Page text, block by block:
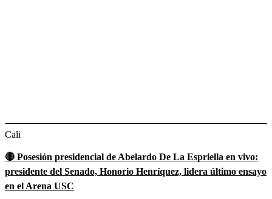
Cali
🔴 Posesión presidencial de Abelardo De La Espriella en vivo:
presidente del Senado, Honorio Henríquez, lidera último ensayo
en el Arena USC